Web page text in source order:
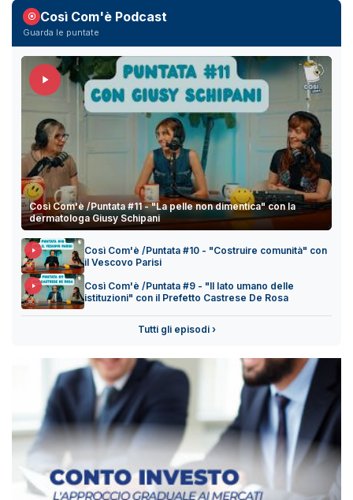
Così Com'è Podcast
Guarda le puntate
Così Com'è /Puntata #11 - "La pelle non dimentica" con la
dermatologa Giusy Schipani
Così Com'è /Puntata #10 - "Costruire comunità" con
il Vescovo Parisi
Così Com'è /Puntata #9 - "Il lato umano delle
istituzioni" con il Prefetto Castrese De Rosa
Tutti gli episodi ›